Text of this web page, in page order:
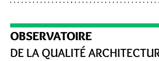
OBSERVATOIRE
DE LA QUALITÉ